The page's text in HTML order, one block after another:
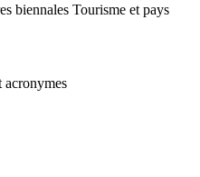
biennales Tourisme et pays
acronymes